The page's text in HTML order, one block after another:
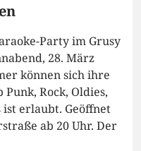
Party im Grusy
28. März
können sich ihre
Rock, Oldies,
ist erlaubt. Geöffnet
ab 20 Uhr. Der